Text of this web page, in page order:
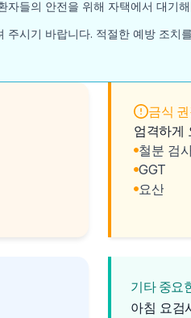
들의 안전을 위해 자택에서 대기
시기 바랍니다. 적절한 예방 조치
금식
엄격하게
철분 검
GGT
요산
기타 중요
아침 요검